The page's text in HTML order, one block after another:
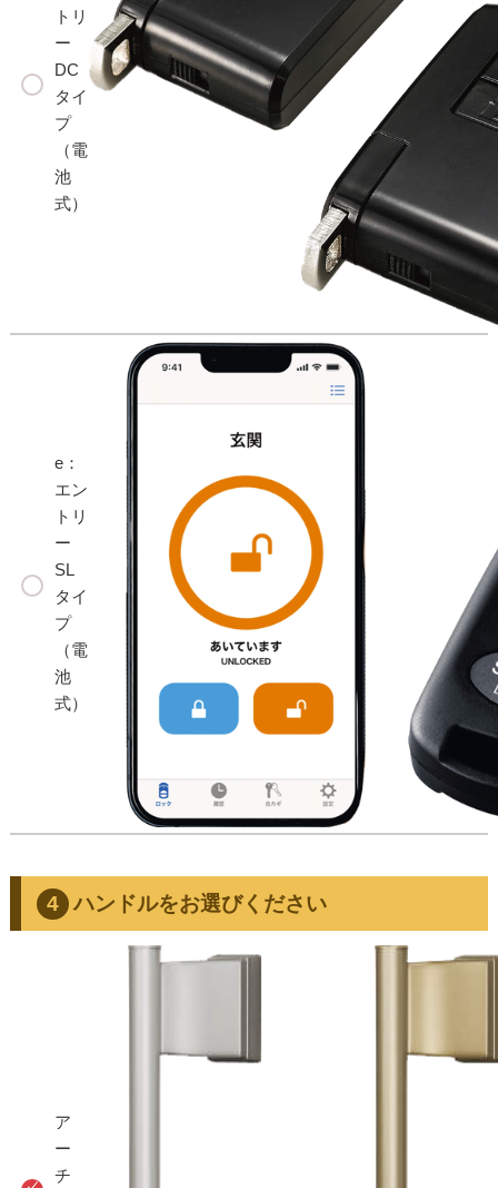
トリ
ー
DC
タイ
プ
（電
池
式）
e：
エン
トリ
ー
SL
タイ
プ
（電
池
式）
ハンドルをお選びください
ア
ー
チ